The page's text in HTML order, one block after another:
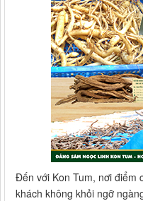
Đến với Kon Tum, nơi điểm
khách không khỏi ngỡ